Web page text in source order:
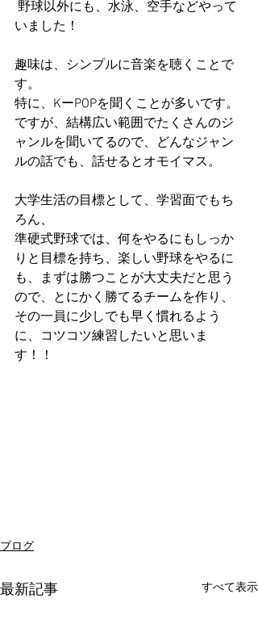
いました！
趣味は、シンプルに音楽を聴くことで
す。
特に、KーPOPを聞くことが多いです。
ですが、結構広い範囲でたくさんのジ
ャンルを聞いてるので、どんなジャン
ルの話でも、話せるとオモイマス。
大学生活の目標として、学習面でもち
ろん、
準硬式野球では、何をやるにもしっか
りと目標を持ち、楽しい野球をやるに
も、まずは勝つことが大丈夫だと思う
ので、とにかく勝てるチームを作り、
その一員に少しでも早く慣れるよう
に、コツコツ練習したいと思いま
す！！
ブログ
最新記事 すべて表示